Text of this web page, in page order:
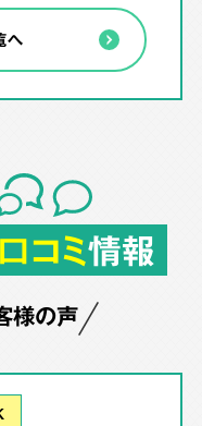
へ
口コミ情報
様の声